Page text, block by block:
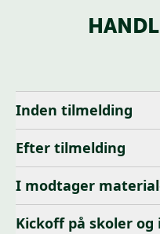
Inden tilmelding
Efter tilmelding
I modtager
Kickoff på skoler